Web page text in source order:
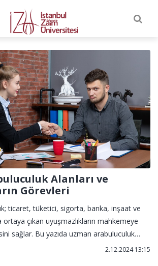
Alanları ve
Görevleri
ticaret, tüketici, sigorta, banka, inşaat ve
ortaya çıkan uyuşmazlıkların mahkemeye
sağlar. Bu yazıda uzman arabuluculuk
görevleri ve gerçek hayattan örnek2.12.2024 13:15